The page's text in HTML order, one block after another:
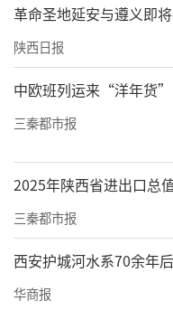
生，我们的专家都
做了很多年了。”
此外，还有多家医
西安叶子医疗美容
（针），过上差不
瘦了好多。”
西安伊美尔医疗
者：“打个咬肌
酸），别人就会觉
革命圣地延安与遵义即
陕西日报
中欧班列运来“洋年货”
三秦都市报
2025年陕西省进出口总
三秦都市报
西安护城河水系70余年
华商报